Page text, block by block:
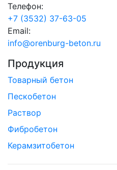
Телефон:
+7 (3532) 37-63-05
Email:
info@orenburg-beton.ru
Продукция
Товарный бетон
Пескобетон
Раствор
Фибробетон
Керамзитобетон